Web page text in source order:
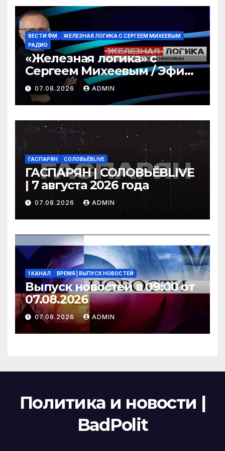
ВЕСТИ ФМ
ЖЕЛЕЗНАЯ ЛОГИКА С СЕРГЕЕМ МИХЕЕВЫМ
РАДИО
«Железная логика» с
Сергеем Михеевым / Эфир
07.08.2026
07.08.2026 ADMIN
ГАСПАРЯН СОЛОВЬЁВLIVE
ГАСПАРЯН | СОЛОВЬЁВLIVE
| 7 августа 2026 года
07.08.2026 ADMIN
1 КАНАЛ ВРЕМЯ | ВЫПУСК НОВОСТЕЙ
Выпуск новостей в 09:00 от
07.08.2026
07.08.2026 ADMIN
Политика и новости |
BadPolit